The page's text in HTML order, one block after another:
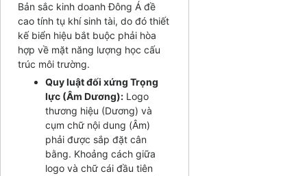
Bản sắc kinh doanh Đông Á đề
cao tính tụ khí sinh tài, do đó thiết
kế biển hiệu bắt buộc phải hòa
hợp về mặt năng lượng học cấu
trúc môi trường.
Quy luật đối xứng Trọng
lực (Âm Dương): Logo
thương hiệu (Dương) và
cụm chữ nội dung (Âm)
phải được sắp đặt cân
bằng. Khoảng cách giữa
logo và chữ cái đầu tiên